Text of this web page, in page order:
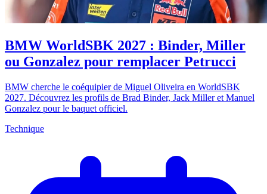
BMW WorldSBK 2027 : Binder, Miller
ou Gonzalez pour remplacer Petrucci
BMW cherche le coéquipier de Miguel Oliveira en WorldSBK
2027. Découvrez les profils de Brad Binder, Jack Miller et Manuel
Gonzalez pour le baquet officiel.
Technique